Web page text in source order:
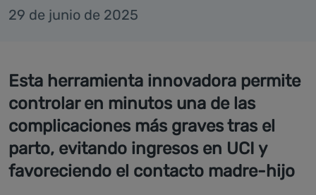
29 de junio de 2025
Esta herramienta innovadora permite
controlar en minutos una de las
complicaciones más graves tras el
parto, evitando ingresos en UCI y
favoreciendo el contacto madre-hijo